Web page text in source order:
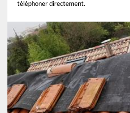
téléphoner directement.